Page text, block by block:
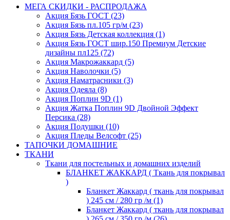
МЕГА СКИДКИ - РАСПРОДАЖА
Акция Бязь ГОСТ (23)
Акция Бязь пл.105 гр/м (23)
Акция Бязь Детская коллекция (1)
Акция Бязь ГОСТ шир.150 Премиум Детские
дизайны пл125 (72)
Акция Макрожаккард (5)
Акция Наволочки (5)
Акция Наматрасники (3)
Акция Одеяла (8)
Акция Поплин 9D (1)
Акция Жатка Поплин 9D Двойной Эффект
Персика (28)
Акция Подушки (10)
Акция Пледы Велсофт (25)
ТАПОЧКИ ДОМАШНИЕ
ТКАНИ
Ткани для постельных и домашних изделий
БЛАНКЕТ ЖАККАРД ( Ткань для покрывал
)
Бланкет Жаккард ( ткань для покрывал
) 245 см / 280 гр /м (1)
Бланкет Жаккард ( ткань для покрывал